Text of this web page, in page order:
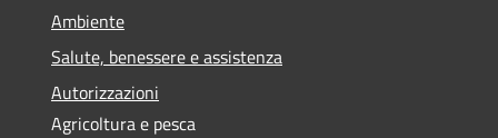
Ambiente
Salute, benessere e assistenza
Autorizzazioni
Agricoltura e pesca